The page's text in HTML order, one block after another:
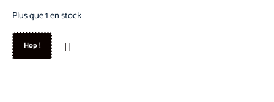
Plus que 1 en stock
Hop !